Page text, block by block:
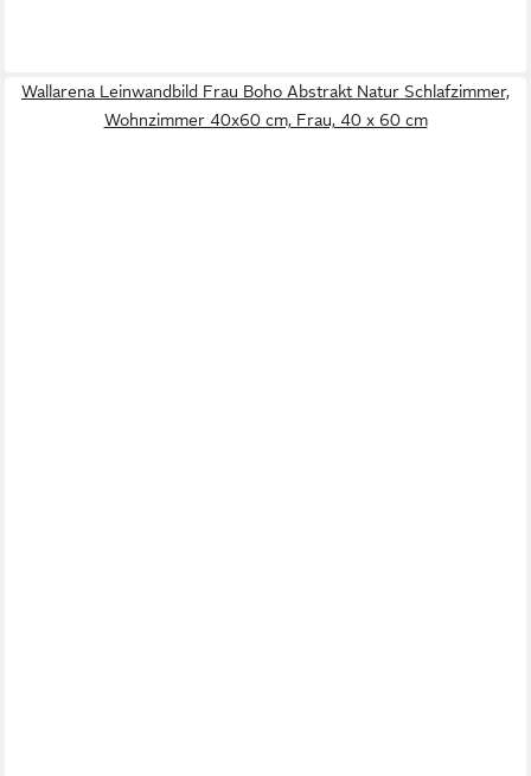
Wallarena Leinwandbild Frau Boho Abstrakt Natur Schlafzimmer,
Wohnzimmer 40x60 cm, Frau, 40 x 60 cm